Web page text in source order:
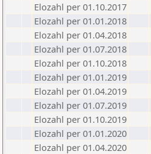
Elozahl per 01.10.2017
Elozahl per 01.01.2018
Elozahl per 01.04.2018
Elozahl per 01.07.2018
Elozahl per 01.10.2018
Elozahl per 01.01.2019
Elozahl per 01.04.2019
Elozahl per 01.07.2019
Elozahl per 01.10.2019
Elozahl per 01.01.2020
Elozahl per 01.04.2020